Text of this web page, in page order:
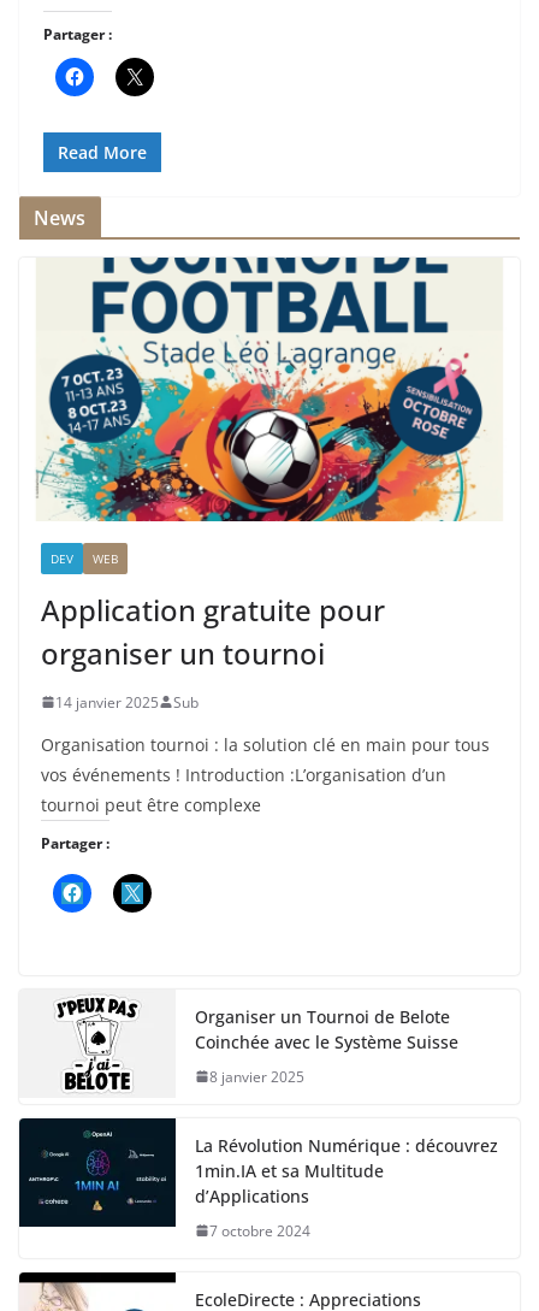
Partager :
Read More
News
DEV WEB
Application gratuite pour
organiser un tournoi
14 janvier 2025 Sub
Organisation tournoi : la solution clé en main pour tous
vos événements ! Introduction :L’organisation d’un
tournoi peut être complexe
Partager :
Organiser un Tournoi de Belote
Coinchée avec le Système Suisse
8 janvier 2025
La Révolution Numérique : découvrez
1min.IA et sa Multitude
d’Applications
7 octobre 2024
EcoleDirecte : Appreciations